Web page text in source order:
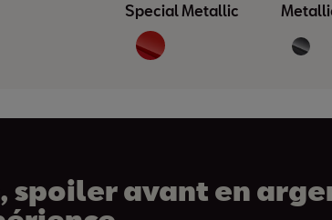
Special Metallic
spoiler avant en